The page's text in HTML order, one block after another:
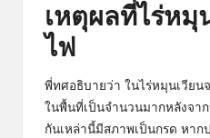
เหตุผลที่ไร่หมุ
ไฟ
พี่ทศอธิบายว่า ในไร่หมุนเวียน
ในพื้นที่เป็นจำนวนมากหลังจา
กันเหล่านี้มีสภาพเป็นกรด หาก